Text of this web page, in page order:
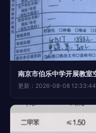
更新：2026-08-08 12:33:44